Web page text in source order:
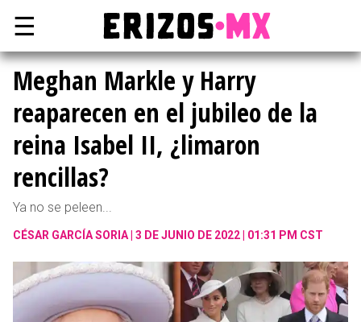
☰
Meghan Markle y Harry
reaparecen en el jubileo de la
reina Isabel II, ¿limaron
rencillas?
Ya no se peleen...
CÉSAR GARCÍA SORIA 3 DE JUNIO DE 2022 | 01:31 PM CST